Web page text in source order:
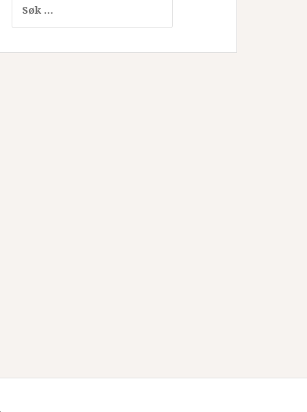
etter: